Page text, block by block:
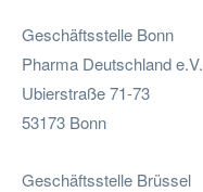
Geschäftsstelle Bonn
Pharma Deutschland e.V.
Ubierstraße 71-73
53173 Bonn
Geschäftsstelle Brüssel